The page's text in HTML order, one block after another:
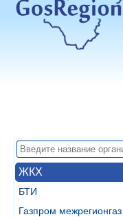
ЖКХ
БТИ
Газпром межрегионгаз